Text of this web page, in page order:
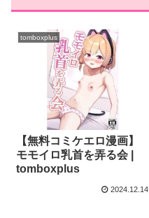
tomboxplus
【無料コミケエロ漫画】
モモイロ乳首を弄る会 |
tomboxplus
2024.12.14